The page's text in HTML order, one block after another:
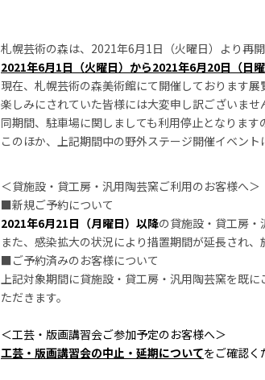
札幌芸術の森は、2021年6月1日（火曜日）より再
2021年6月1日（火曜日）から2021年6月20日（日曜
現在、札幌芸術の森美術館にて開催しております展
楽しみにされていた皆様には大変申し訳ございませ
同期間、駐車場に関しましても利用停止となります
このほか、上記期間中の野外ステージ開催イベン
＜貸施設・貸工房・汎用陶芸窯ご利用のお客様へ＞
■新規ご予約について
2021年6月21日（月曜日）以降の貸施設・貸工房・
また、感染拡大の状況により措置期間が延長され
■ご予約済みのお客様について
上記対象期間に貸施設・貸工房・汎用陶芸窯を既
ただきます。
＜工芸・版画講習会ご参加予定のお客様へ＞
工芸・版画講習会の中止・延期についてをご確認く